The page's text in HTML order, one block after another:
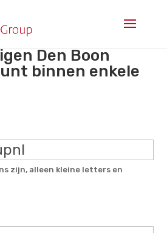
Den Boon
binnen enkele
zijn, alleen kleine letters en